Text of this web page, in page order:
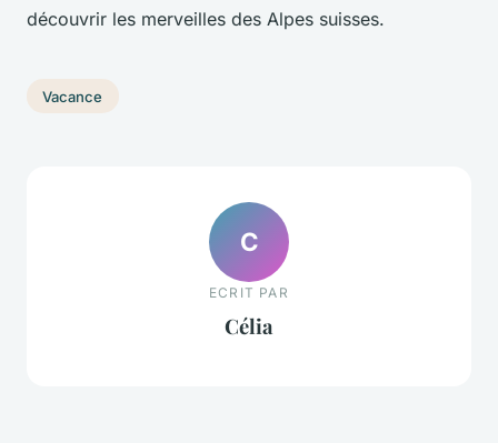
découvrir les merveilles des Alpes suisses.
Vacance
C
ECRIT PAR
Célia